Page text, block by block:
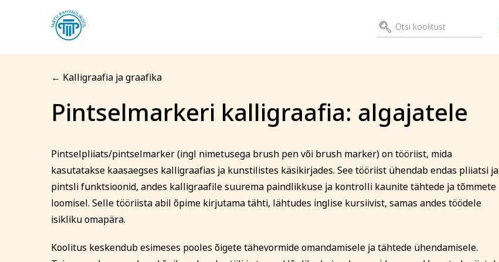
Arvuti ja töö Keeled Kunst
← Kalligraafia ja graafika
Pintselmarkeri kalligraafia: algajatele
Pintselpliiats/pintselmarker (ingl nimetusega brush pen või brush marker) on tööriist, mida
kasutatakse kaasaegses kalligraafias ja kunstilistes käsikirjades. See tööriist ühendab endas pliiatsi ja
pintsli funktsioonid, andes kalligraafile suurema paindlikkuse ja kontrolli kaunite tähtede ja tõmmete
loomisel. Selle tööriista abil õpime kirjutama tähti, lähtudes inglise kursiivist, samas andes töödele
isikliku omapära.
Koolitus keskendub esimeses pooles õigete tähevormide omandamisele ja tähtede ühendamisele.
Registreerin koolitusele
Pintselmarkeri kalligraafia: algajatele
Eesnimi Perenimi